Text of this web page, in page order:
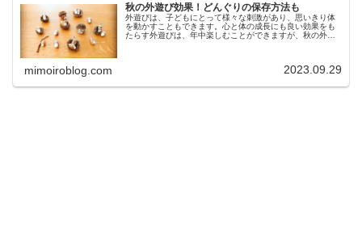
秋の外遊び効果！どんぐりの保存方法も
外遊びは、子どもにとって様々な刺激があり、思いきり体
を動かすこともできます。心と体の成長にも良い効果をも
たらす外遊びは、年中楽しむことができますが、秋の外遊
mimoiroblog.com 2023.09.29